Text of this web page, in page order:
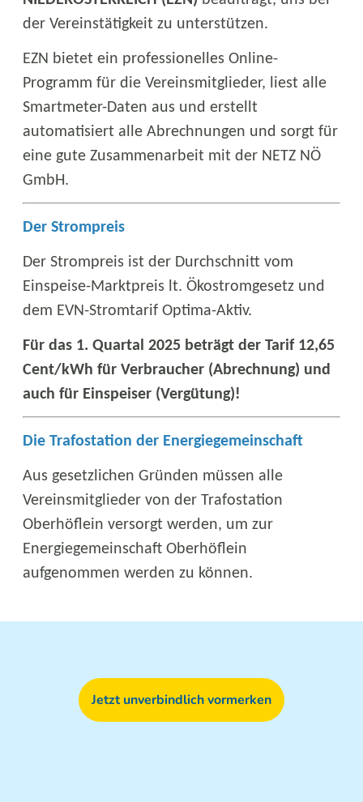
der Vereinstätigkeit zu unterstützen.
EZN bietet ein professionelles Online-
Programm für die Vereinsmitglieder, liest alle
Smartmeter-Daten aus und erstellt
automatisiert alle Abrechnungen und sorgt für
eine gute Zusammenarbeit mit der NETZ NÖ
GmbH.
Der Strompreis
Der Strompreis ist der Durchschnitt vom
Einspeise-Marktpreis lt. Ökostromgesetz und
dem EVN-Stromtarif Optima-Aktiv.
Für das 1. Quartal 2025 beträgt der Tarif 12,65
Cent/kWh für Verbraucher (Abrechnung) und
auch für Einspeiser (Vergütung)!
Die Trafostation der Energiegemeinschaft
Aus gesetzlichen Gründen müssen alle
Vereinsmitglieder von der Trafostation
Oberhöflein versorgt werden, um zur
Energiegemeinschaft Oberhöflein
aufgenommen werden zu können.
Jetzt unverbindlich vormerken